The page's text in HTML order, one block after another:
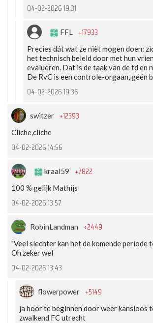
04-02-2026 19:31
FFL +17933
Precies dát wat ze nièt mogen doen:
het technisch beleid door met hun
evalueren. Dat is de taak van de td en
De RvC is een controle-orgaan, géén
04-02-2026 19:36
switzer +12393
Cliche,cliche
04-02-2026 14:56
kraai59 +7822
100 % gelijk Mathijs
04-02-2026 13:57
RobinLandman +2449
"Veel slechter kan het de komende periode
Oh zeker wel
04-02-2026 13:43
flowerpower +5149
ja hoor te beginnen door weer kansloos
zwalkend FC utrecht